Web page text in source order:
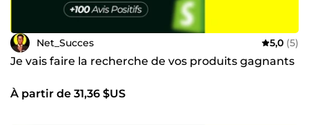
Net_Succes 5,0 (5)
Je vais faire la recherche de vos produits gagnants
À partir de 31,36 $US